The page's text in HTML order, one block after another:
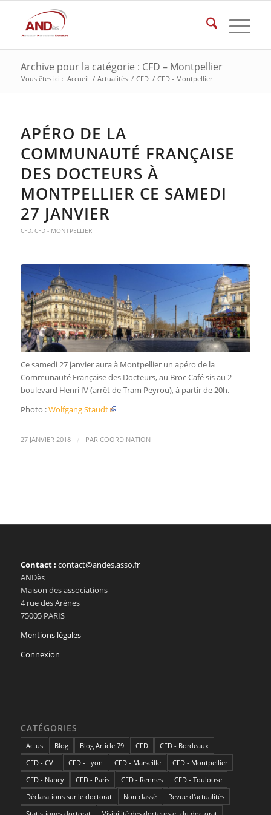
Archive pour la catégorie : CFD – Montpellier
Vous êtes ici : Accueil / Actualités / CFD / CFD - Montpellier
APÉRO DE LA
COMMUNAUTÉ FRANÇAISE
DES DOCTEURS À
MONTPELLIER CE SAMEDI
27 JANVIER
CFD, CFD - MONTPELLIER
Ce samedi 27 janvier aura à Montpellier un apéro de la
Communauté Française des Docteurs, au Broc Café sis au 2
boulevard Henri IV (arrêt de Tram Peyrou), à partir de 20h.
Photo :Wolfgang Staudt
27 JANVIER 2018 / PAR COORDINATION
Contact : contact@andes.asso.fr
ANDès
Maison des associations
4 rue des Arènes
75005 PARIS
Mentions légales
Connexion
CATÉGORIES
Actus Blog Blog Article 79 CFD
CFD - Bordeaux
CFD - CVL
CFD - Lyon CFD - Marseille
CFD - Montpellier
CFD - Nancy
CFD - Paris CFD - Rennes
CFD - Toulouse
Déclarations sur le doctorat
Non classé
Revue d'actualités